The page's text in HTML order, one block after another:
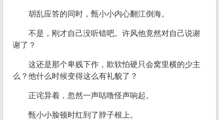
胡乱应答的同时，甄小小内心翻江倒海。
不是，刚才自己没听错吧。许风他竟然对自己说谢
谢了？
这还是那个卑贱下作，欺软怕硬只会窝里横的少主
么？他什么时候变得这么有礼貌了？
正诧异着，忽然一声咕噜怪声响起。
甄小小脸顿时红到了脖子根上。